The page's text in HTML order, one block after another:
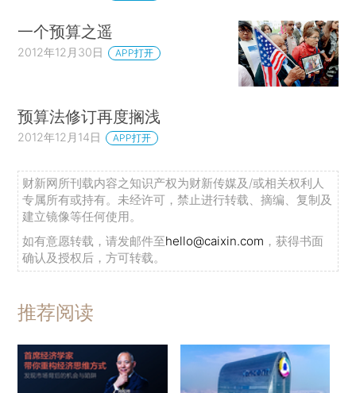
一个预算之遥
2012年12月30日 APP打开
预算法修订再度搁浅
2012年12月14日 APP打开
财新网所刊载内容之知识产权为财新传媒及/或相关权利人
专属所有或持有。未经许可，禁止进行转载、摘编、复制及
建立镜像等任何使用。
如有意愿转载，请发邮件至hello@caixin.com ，获得书面
确认及授权后，方可转载。
推荐阅读